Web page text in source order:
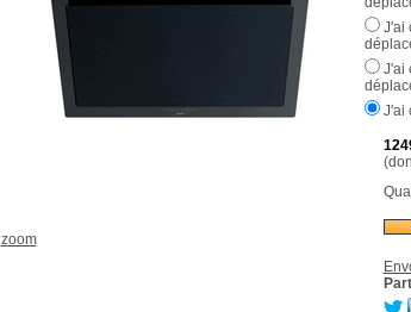
zoom
J'ai
J'ai
J'ai